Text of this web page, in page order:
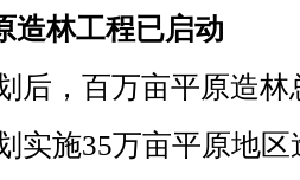
造林工程已启动
后，百万亩平原造林
实施35万亩平原地